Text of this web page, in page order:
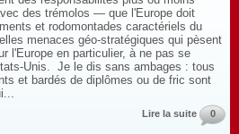
des trémolos — que l'Europe doit
et rodomontades caractériels du
menaces géo-stratégiques qui pèsent
l'Europe en particulier, à ne pas se
Unis. Je le dis sans ambages : tous
et bardés de diplômes ou de fric sont
Lire la suite 0